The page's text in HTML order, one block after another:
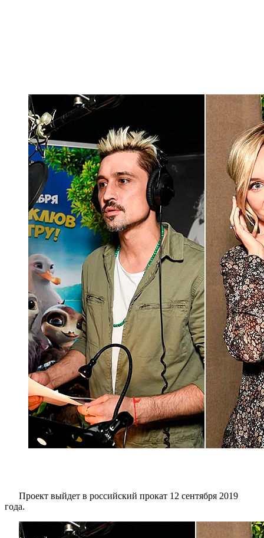
Проект выйдет в российский прокат 12 сентября 2019
года.